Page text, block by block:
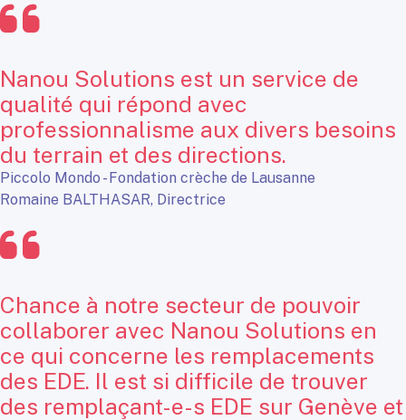
Nanou Solutions est un service de
qualité qui répond avec
professionnalisme aux divers besoins
du terrain et des directions.
Piccolo Mondo - Fondation crèche de Lausanne
Romaine BALTHASAR, Directrice
Chance à notre secteur de pouvoir
collaborer avec Nanou Solutions en
ce qui concerne les remplacements
des EDE. Il est si difficile de trouver
des remplaçant-e-s EDE sur Genève et